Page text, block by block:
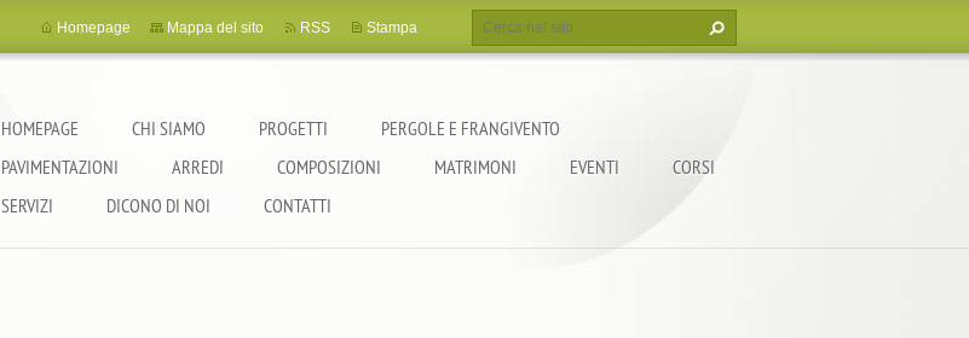
HOMEPAGE CHI SIAMO PROGETTI
PERGOLE E FRANGIVENTO
PAVIMENTAZIONI
ARREDI COMPOSIZIONI MATRIMONI EVENTI
CORSI
SERVIZI
DICONO DI NOI CONTATTI
Homepage Mappa del sito RSS Stampa